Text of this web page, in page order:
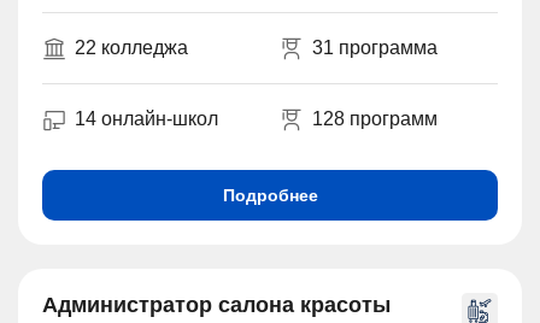
22 колледжа 31 программа
14 онлайн-школ 128 программ
Подробнее
Администратор салона красоты